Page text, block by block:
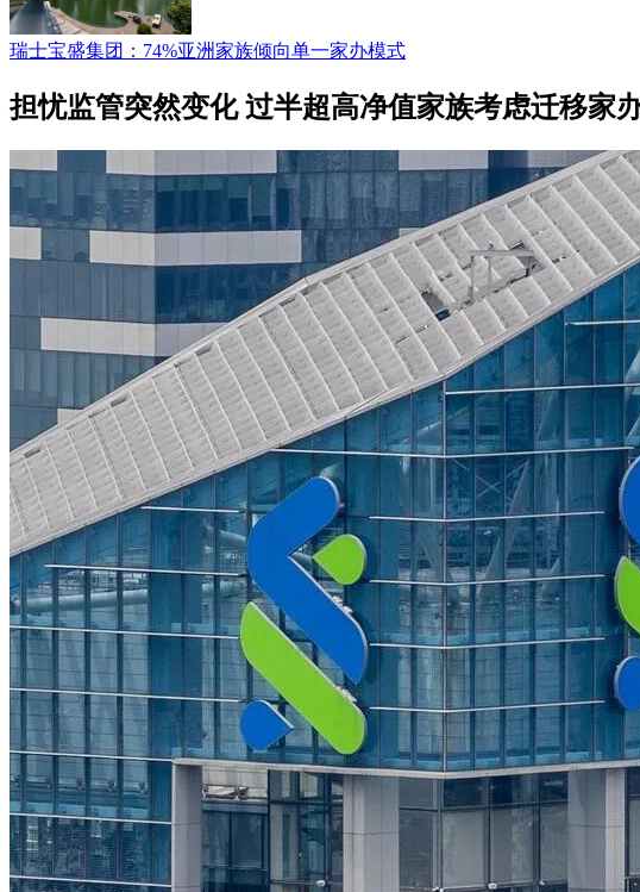
瑞士宝盛集团：74%亚洲家族倾向单一家办模式
担忧监管突然变化 过半超高净值家族考虑迁移家